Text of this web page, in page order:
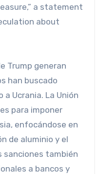
a statement
about
Trump generan
han buscado
Ucrania. La Unión
para imponer
enfocándose en
de aluminio y el
sanciones también
a bancos y